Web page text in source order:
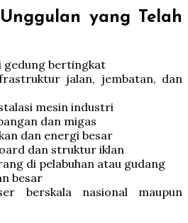
yang Telah
gedung bertingkat
jalan, jembatan, dan
mesin industri
dan migas
dan energi besar
dan struktur iklan
di pelabuhan atau gudang
besar
berskala nasional maupun